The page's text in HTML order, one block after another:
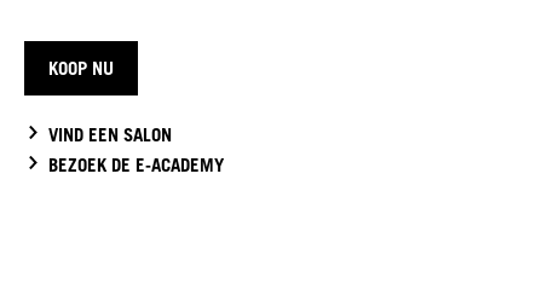
KOOP NU
VIND EEN SALON
BEZOEK DE E-ACADEMY